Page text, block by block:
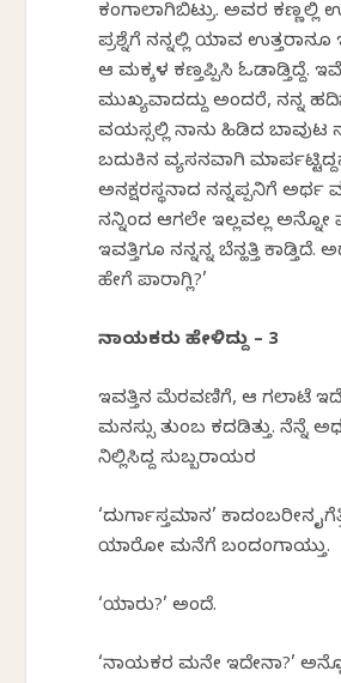
ಕಂಗಾಲಾಗಿಬಿಟ್ರು. ಅವರ ಕಣ್ಣಲ್ಲಿ
ಪ್ರಶ್ನೆಗೆ ನನ್ನಲ್ಲಿ ಯಾವ ಉತ್ತರಾನೂ
ಆ ಮಕ್ಕಳ ಕಣ್ತಪ್ಪಿಸಿ ಓಡಾಡ್ತಿದ್ದೆ.
ಮುಖ್ಯವಾದದ್ದು ಅಂದರೆ, ನನ್ನ
ವಯಸ್ಸಲ್ಲಿ ನಾನು ಹಿಡಿದ ಬಾವುಟ
ಬದುಕಿನ ವ್ಯಸನವಾಗಿ
ಅನಕ್ಷರಸ್ಥನಾದ ನನ್ನಪ್ಪನಿಗೆ ಅರ್ಥ
ನನ್ನಿಂದ ಆಗಲೇ ಇಲ್ಲವಲ್ಲ ಅನ್ನೋ
ಇವತ್ತಿಗೂ ನನ್ನನ್ನ ಬೆನ್ಹತ್ತಿ ಕಾಡ್ತಿದೆ.
ಹೇಗೆ ಪಾರಾಗ್ಲಿ?’
ನಾಯಕರು ಹೇಳಿದ್ದು – 3
ಇವತ್ತಿನ ಮೆರವಣಿಗೆ, ಆ ಗಲಾಟೆ
ಮನಸ್ಸು ತುಂಬ ಕದಡಿತ್ತು. ನೆನ್ನೆ
ನಿಲ್ಲಿಸಿದ್ದ ಸುಬ್ಬರಾಯರ
‘ದುರ್ಗಾಸ್ತಮಾನ’ ಕಾದಂಬರೀನ
ಯಾರೋ ಮನೆಗೆ ಬಂದಂಗಾಯ್ತು.
‘ಯಾರು?’ ಅಂದೆ.
‘ನಾಯಕರ ಮನೇ ಇದೇನಾ?’